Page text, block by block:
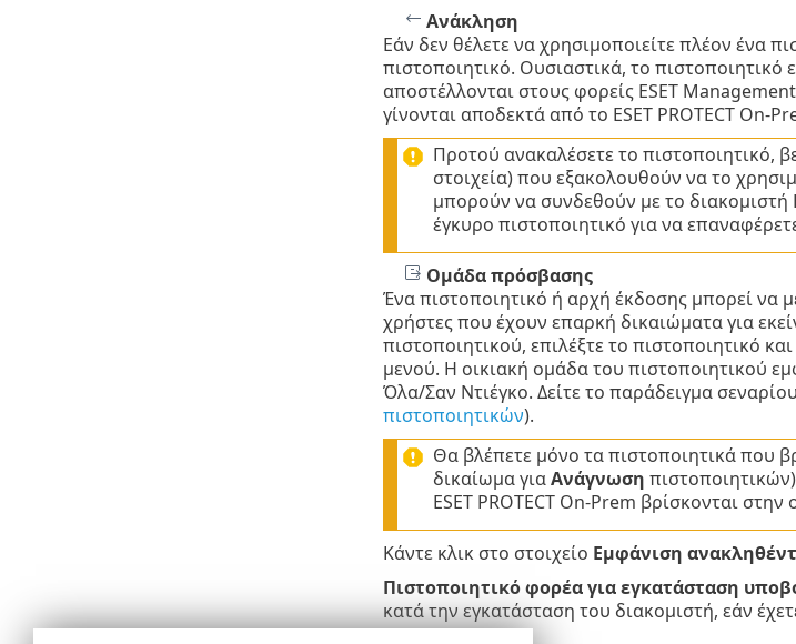
Ανάκληση
Εάν δεν θέλετε να χρησιμοποιείτε πλέον ένα
πιστοποιητικό. Ουσιαστικά, το
αποστέλλονται στους φορείς ESET
γίνονται αποδεκτά από το ESET PROTECT On-
Προτού ανακαλέσετε το πιστοποιητικό,
στοιχεία) που εξακολουθούν να το
μπορούν να συνδεθούν με το διακομιστή
έγκυρο πιστοποιητικό για να
Ομάδα πρόσβασης
Ένα πιστοποιητικό ή αρχή έκδοσης μπορεί να
χρήστες που έχουν επαρκή δικαιώματα για
πιστοποιητικού, επιλέξτε το πιστοποιητικό
μενού. Η οικιακή ομάδα του πιστοποιητικού
Όλα/Σαν Ντιέγκο. Δείτε το παράδειγμα
πιστοποιητικών).
Θα βλέπετε μόνο τα πιστοποιητικά που
δικαίωμα γιαΑνάγνωση
ESET PROTECT On-Prem βρίσκονται στην
Κάντε κλικ στο στοιχείο Εμφάνιση
Πιστοποιητικό φορέα για εγκατάσταση
κατά την εγκατάσταση του διακομιστή, εάν